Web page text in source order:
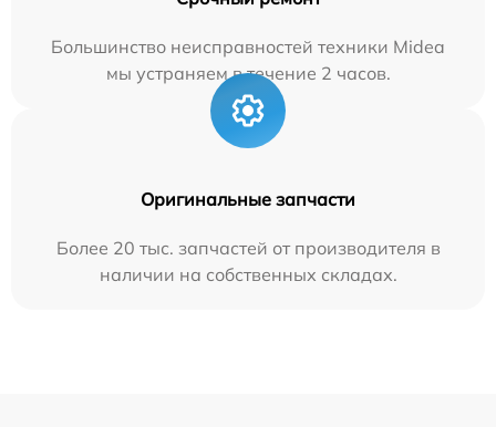
Большинство неисправностей техники Midea
мы устраняем в течение 2 часов.
Оригинальные запчасти
Более 20 тыс. запчастей от производителя в
наличии на собственных складах.